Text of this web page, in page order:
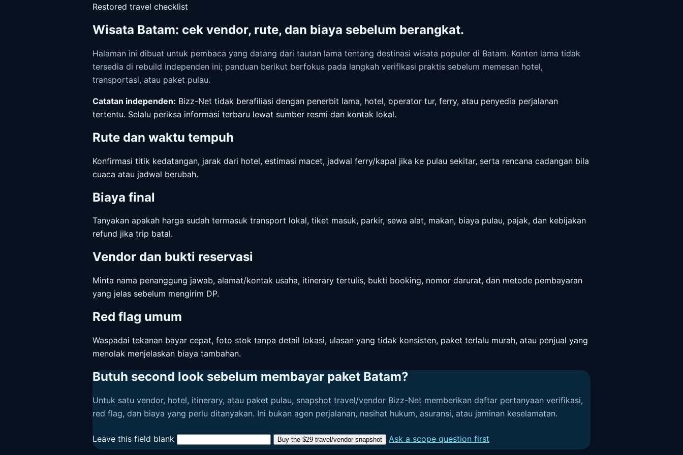
Restored travel checklist
Wisata Batam: cek vendor, rute, dan biaya sebelum berangkat.
Halaman ini dibuat untuk pembaca yang datang dari tautan lama tentang destinasi wisata populer di Batam. Konten lama tidak
tersedia di rebuild independen ini; panduan berikut berfokus pada langkah verifikasi praktis sebelum memesan hotel,
transportasi, atau paket pulau.
Catatan independen: Bizz-Net tidak berafiliasi dengan penerbit lama, hotel, operator tur, ferry, atau penyedia perjalanan
tertentu. Selalu periksa informasi terbaru lewat sumber resmi dan kontak lokal.
Rute dan waktu tempuh
Konfirmasi titik kedatangan, jarak dari hotel, estimasi macet, jadwal ferry/kapal jika ke pulau sekitar, serta rencana cadangan bila
cuaca atau jadwal berubah.
Biaya final
Tanyakan apakah harga sudah termasuk transport lokal, tiket masuk, parkir, sewa alat, makan, biaya pulau, pajak, dan kebijakan
refund jika trip batal.
Vendor dan bukti reservasi
Minta nama penanggung jawab, alamat/kontak usaha, itinerary tertulis, bukti booking, nomor darurat, dan metode pembayaran
yang jelas sebelum mengirim DP.
Red flag umum
Waspadai tekanan bayar cepat, foto stok tanpa detail lokasi, ulasan yang tidak konsisten, paket terlalu murah, atau penjual yang
menolak menjelaskan biaya tambahan.
Butuh second look sebelum membayar paket Batam?
Untuk satu vendor, hotel, itinerary, atau paket pulau, snapshot travel/vendor Bizz-Net memberikan daftar pertanyaan verifikasi,
red flag, dan biaya yang perlu ditanyakan. Ini bukan agen perjalanan, nasihat hukum, asuransi, atau jaminan keselamatan.
Leave this field blank Buy the $29 travel/vendor snapshot Ask a scope question first